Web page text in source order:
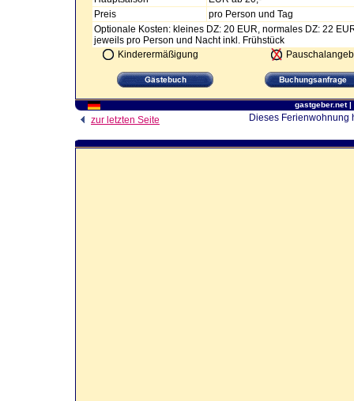
Preis
pro Person und Tag
Optionale Kosten: kleines DZ: 20 EUR, normales DZ: 22
jeweils pro Person und Nacht inkl. Frühstück
Kinderermäßigung
gastgeber.net|
zur letzten Seite Dieses Ferienwohnung